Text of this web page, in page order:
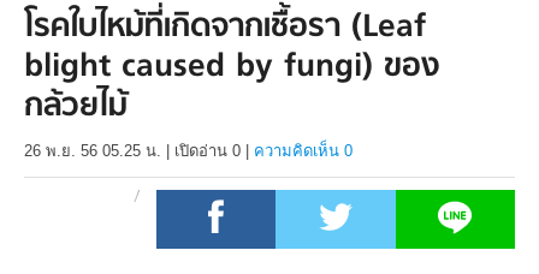
โรคใบไหม้ที่เกิดจากเชื้อรา (Leaf
blight caused by fungi) ของ
กล้วยไม้
26 พ.ย. 56 05.25 น. เปิดอ่าน 0 ความคิดเห็น 0